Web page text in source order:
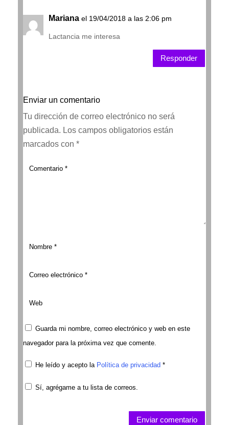
Mariana el 19/04/2018 a las 2:06 pm
Lactancia me interesa
Responder
Enviar un comentario
Tu dirección de correo electrónico no será
publicada. Los campos obligatorios están
marcados con *
Guarda mi nombre, correo electrónico y web en este
navegador para la próxima vez que comente.
He leído y acepto la Política de privacidad *
Sí, agrégame a tu lista de correos.
Enviar comentario